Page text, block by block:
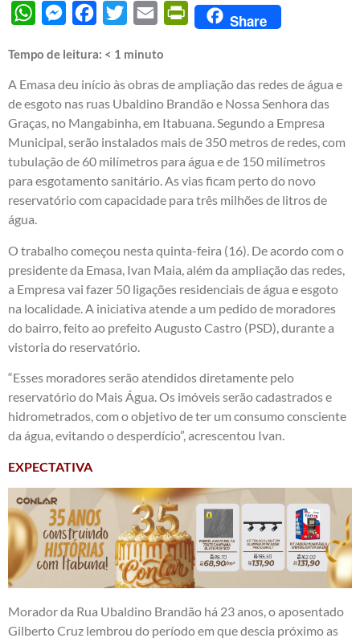
WhatsAppMessengerFacebook
Twitter Email PrintFriendly
Share
Tempo de leitura: < 1 minuto
A Emasa deu início às obras de ampliação das redes de água e
de esgoto nas ruas Ubaldino Brandão e Nossa Senhora das
Graças, no Mangabinha, em Itabuana. Segundo a Empresa
Municipal, serão instalados mais de 350 metros de redes, com
tubulação de 60 milímetros para água e de 150 milímetros
para esgotamento sanitário. As vias ficam perto do novo
reservatório com capacidade para três milhões de litros de
água.
O trabalho começou nesta quinta-feira (16). De acordo com o
presidente da Emasa, Ivan Maia, além da ampliação das redes,
a Empresa vai fazer 50 ligações residenciais de água e esgoto
na localidade. A iniciativa atende a um pedido de moradores
do bairro, feito ao prefeito Augusto Castro (PSD), durante a
vistoria do reservatório.
“Esses moradores serão atendidos diretamente pelo
reservatório do Mais Água. Os imóveis serão cadastrados e
hidrometrados, com o objetivo de ter um consumo consciente
da água, evitando o desperdício”, acrescentou Ivan.
EXPECTATIVA
Morador da Rua Ubaldino Brandão há 23 anos, o aposentado
Gilberto Cruz lembrou do período em que descia próximo as